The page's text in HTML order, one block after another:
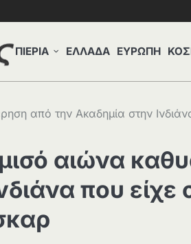
ΠΙΕΡΙΑ ΕΛΛΑΔΑ ΕΥΡΩΠΗ
από την Ακαδημία στην
αιώνα
που είχε